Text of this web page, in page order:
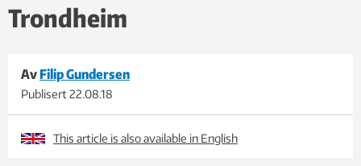
Trondheim
Av Filip Gundersen
Publisert22.08.18
This article is also available in English